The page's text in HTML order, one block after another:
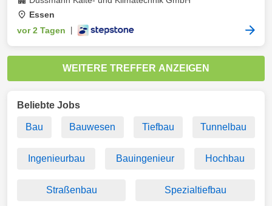
Essen
vor 2 Tagen
WEITERE TREFFER ANZEIGEN
Beliebte Jobs
Bau Bauwesen Tiefbau Tunnelbau
Ingenieurbau Bauingenieur Hochbau
Straßenbau Spezialtiefbau